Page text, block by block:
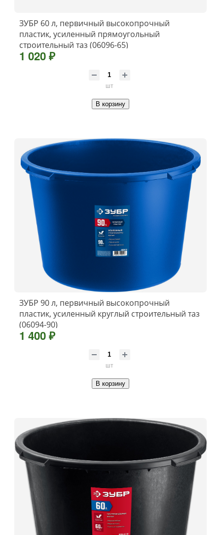
ЗУБР 60 л, первичный высокопрочный
пластик, усиленный прямоугольный
строительный таз (06096-65)
1 020 ₽
шт
В корзину
ЗУБР 90 л, первичный высокопрочный
пластик, усиленный круглый строительный таз
(06094-90)
1 400 ₽
шт
В корзину